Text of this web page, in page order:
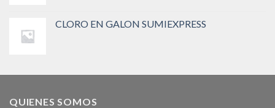
CLORO EN GALON SUMIEXPRESS
QUIENES SOMOS